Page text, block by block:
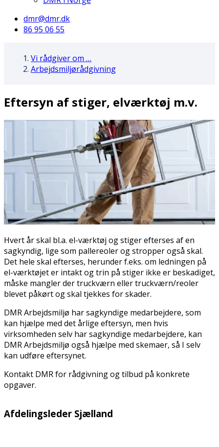
dmr@dmr.dk
86 95 06 55
Vi rådgiver om …
Arbejdsmiljørådgivning
Eftersyn af stiger, elværktøj m.v.
Hvert år skal bl.a. el-værktøj og stiger efterses af en
sagkyndig, lige som pallereoler og stropper også skal.
Det hele skal efterses, herunder f.eks. om ledningen på
el-værktøjet er intakt og trin på stiger ikke er beskadiget,
måske mangler der truckværn eller truckværn/reoler
blevet påkørt og skal tjekkes for skader.
DMR Arbejdsmiljø har sagkyndige medarbejdere, som
kan hjælpe med det årlige eftersyn, men hvis
virksomheden selv har sagkyndige medarbejdere, kan
DMR Arbejdsmiljø også hjælpe med skemaer, så I selv
kan udføre eftersynet.
Kontakt DMR for rådgivning og tilbud på konkrete
opgaver.
Afdelingsleder Sjælland